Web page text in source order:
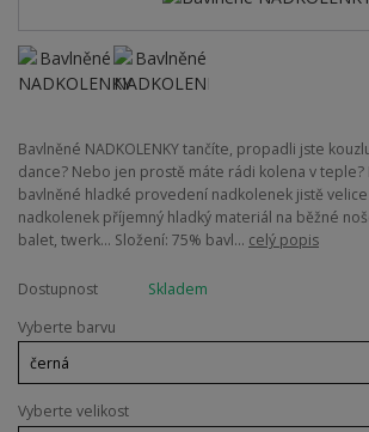
Bavlněné NADKOLENKY tančíte, propadli jste
dance? Nebo jen prostě máte rádi kolena v teple?
bavlněné hladké provedení nadkolenek jistě
nadkolenek příjemný hladký materiál na běžné
balet, twerk... Složení: 75% bavl... celý popis
Dostupnost
Skladem
Vyberte barvu
Vyberte velikost